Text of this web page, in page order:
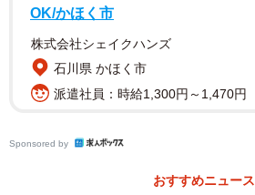
OK/かほく市
株式会社シェイクハンズ
石川県 かほく市
派遣社員：時給1,300円～1,470円
Sponsored by
おすすめニュース